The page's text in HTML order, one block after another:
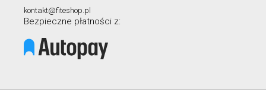
kontakt@fiteshop.pl
Bezpieczne płatności z: